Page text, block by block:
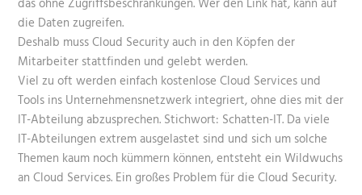
die Daten zugreifen.
Deshalb muss Cloud Security auch in den Köpfen der
Mitarbeiter stattfinden und gelebt werden.
Viel zu oft werden einfach kostenlose Cloud Services und
Tools ins Unternehmensnetzwerk integriert, ohne dies mit der
IT-Abteilung abzusprechen. Stichwort: Schatten-IT. Da viele
IT-Abteilungen extrem ausgelastet sind und sich um solche
Themen kaum noch kümmern können, entsteht ein Wildwuchs
an Cloud Services. Ein großes Problem für die Cloud Security.